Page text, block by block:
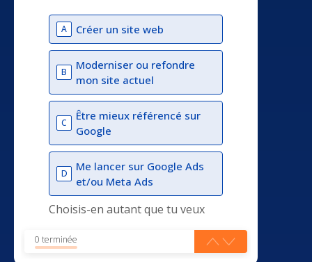
A Créer un site web
B
Moderniser ou refondre
mon site actuel
C
Être mieux référencé sur
Google
D
Me lancer sur Google Ads
et/ou Meta Ads
Choisis-en autant que tu veux
0 terminée